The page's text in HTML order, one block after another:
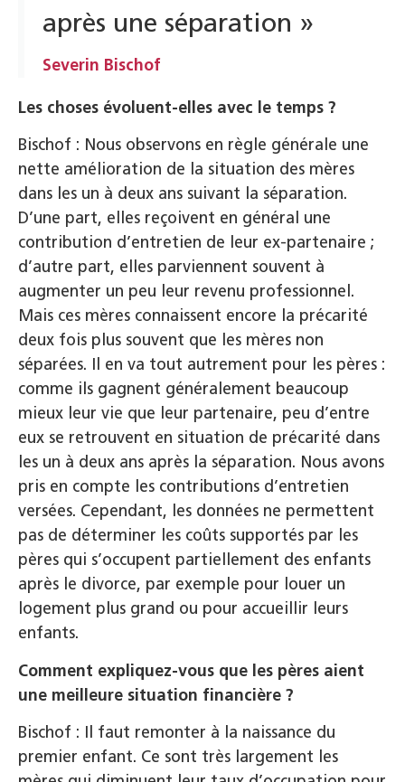
après une séparation »
Severin Bischof
Les choses évoluent-elles avec le temps ?
Bischof : Nous observons en règle générale une
nette amélioration de la situation des mères
dans les un à deux ans suivant la séparation.
D’une part, elles reçoivent en général une
contribution d’entretien de leur ex-partenaire ;
d’autre part, elles parviennent souvent à
augmenter un peu leur revenu professionnel.
Mais ces mères connaissent encore la précarité
deux fois plus souvent que les mères non
séparées. Il en va tout autrement pour les pères :
comme ils gagnent généralement beaucoup
mieux leur vie que leur partenaire, peu d’entre
eux se retrouvent en situation de précarité dans
les un à deux ans après la séparation. Nous avons
pris en compte les contributions d’entretien
versées. Cependant, les données ne permettent
pas de déterminer les coûts supportés par les
pères qui s’occupent partiellement des enfants
après le divorce, par exemple pour louer un
logement plus grand ou pour accueillir leurs
enfants.
Comment expliquez-vous que les pères aient
une meilleure situation financière ?
Bischof : Il faut remonter à la naissance du
premier enfant. Ce sont très largement les